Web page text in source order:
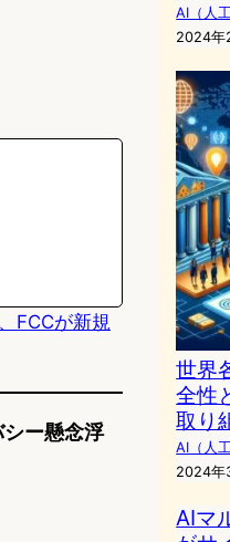
FCCが新規
ー懸念浮
AI（人
2024年
世界
全性
取り
AI（人
2024年
AIマ